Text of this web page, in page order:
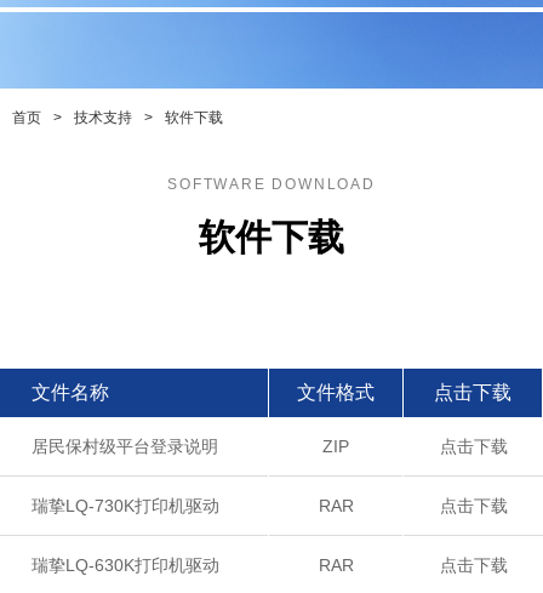
首页 > 技术支持 > 软件下载
SOFTWARE DOWNLOAD
软件下载
文件名称 文件格式 点击下载
居民保村级平台登录说明 ZIP 点击下载
瑞挚LQ-730K打印机驱动 RAR 点击下载
瑞挚LQ-630K打印机驱动 RAR 点击下载